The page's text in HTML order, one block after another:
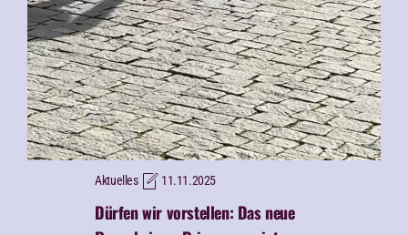
Aktuelles 11.11.2025
Dürfen wir vorstellen: Das neue